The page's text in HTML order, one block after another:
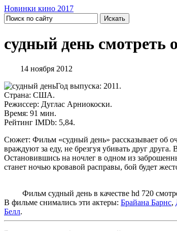
Новинки кино 2017
судный день смотреть
14 ноября 2012
Год выпуска: 2011.
Страна: США.
Режиссер: Дуглас Арниокоски.
Время: 91 мин.
Рейтинг IMDb: 5,84.
Сюжет: Фильм «судный день» рассказывает об
враждуют за еду, не брезгуя убивать друг
Остановившись на ночлег в одном из
станет ночью кровавой расправы, бой будет
Фильм судный день в качестве hd 720
В фильме снимались эти актеры: Брайана Барнс,
Белл.